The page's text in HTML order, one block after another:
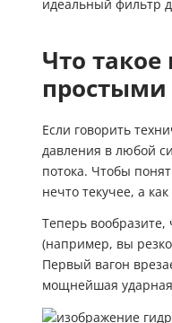
идеальный фильтр
Что
простыми
Если говорить
давления в любой
потока. Чтобы
нечто текучее, а
Теперь
(например, вы
Первый вагон
мощнейшая ударная